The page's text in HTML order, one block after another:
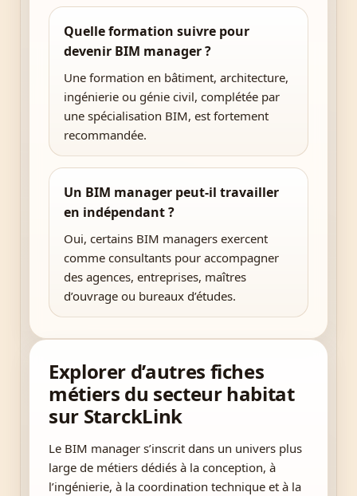
Quelle formation suivre pour
devenir BIM manager ?
Une formation en bâtiment, architecture,
ingénierie ou génie civil, complétée par
une spécialisation BIM, est fortement
recommandée.
Un BIM manager peut-il travailler
en indépendant ?
Oui, certains BIM managers exercent
comme consultants pour accompagner
des agences, entreprises, maîtres
d’ouvrage ou bureaux d’études.
Explorer d’autres fiches
métiers du secteur habitat
sur StarckLink
Le BIM manager s’inscrit dans un univers plus
large de métiers dédiés à la conception, à
l’ingénierie, à la coordination technique et à la